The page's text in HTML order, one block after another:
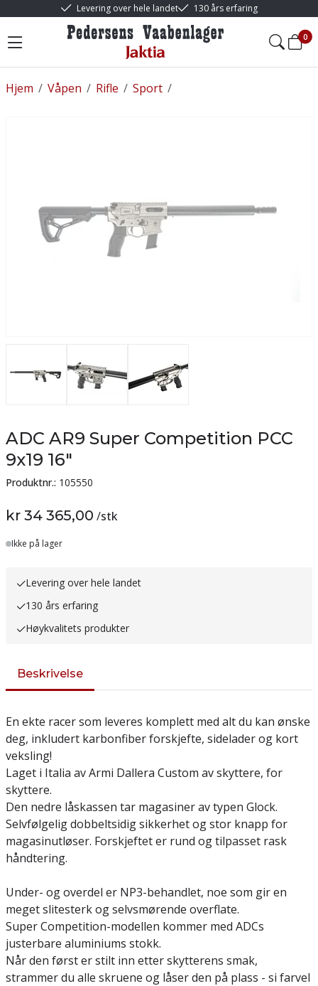
Levering over hele landet 130 års erfaring
0
/
Hjem /
Våpen /
Rifle /
Sport
ADC AR9 Super Competition PCC
9x19 16"
Produktnr.: 105550
kr 34 365,00 /stk
Lager
Ikke på lager
Levering over hele landet
130 års erfaring
Høykvalitets produkter
Beskrivelse
En ekte racer som leveres komplett med alt du kan ønske
deg, inkludert karbonfiber forskjefte, sidelader og kort
veksling!
Laget i Italia av Armi Dallera Custom av skyttere, for
skyttere.
Den nedre låskassen tar magasiner av typen Glock.
Selvfølgelig dobbeltsidig sikkerhet og stor knapp for
magasinutløser. Forskjeftet er rund og tilpasset rask
håndtering.
Under- og overdel er NP3-behandlet, noe som gir en
meget slitesterk og selvsmørende overflate.
Super Competition-modellen kommer med ADCs
justerbare aluminiums stokk.
Når den først er stilt inn etter skytterens smak,
strammer du alle skruene og låser den på plass - si farvel